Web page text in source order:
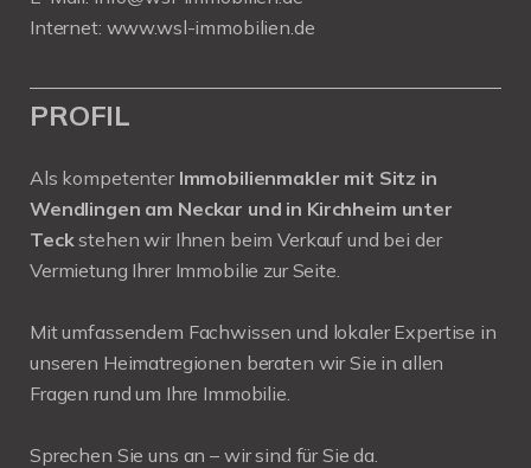
Internet: www.wsl-immobilien.de
PROFIL
Als kompetenter Immobilienmakler mit Sitz in
Wendlingen am Neckar und in Kirchheim unter
Teckstehen wir Ihnen beim Verkauf und bei der
Vermietung Ihrer Immobilie zur Seite.
Mit umfassendem Fachwissen und lokaler Expertise in
unseren Heimatregionen beraten wir Sie in allen
Fragen rund um Ihre Immobilie.
Sprechen Sie uns an – wir sind für Sie da.